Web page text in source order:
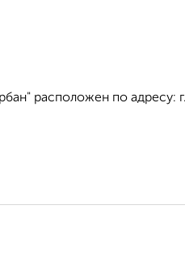
расположен по адресу: